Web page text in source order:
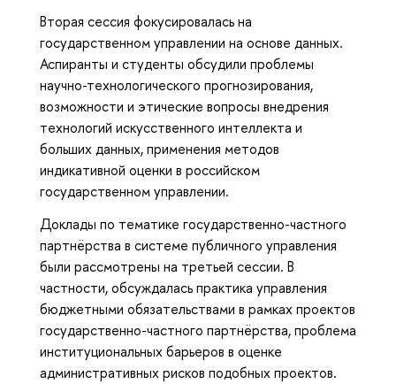
Вторая сессия фокусировалась на
государственном управлении на основе данных.
Аспиранты и студенты обсудили проблемы
научно-технологического прогнозирования,
возможности и этические вопросы внедрения
технологий искусственного интеллекта и
больших данных, применения методов
индикативной оценки в российском
государственном управлении.
Доклады по тематике государственно-частного
партнёрства в системе публичного управления
были рассмотрены на третьей сессии. В
частности, обсуждалась практика управления
бюджетными обязательствами в рамках проектов
государственно-частного партнёрства, проблема
институциональных барьеров в оценке
административных рисков подобных проектов.